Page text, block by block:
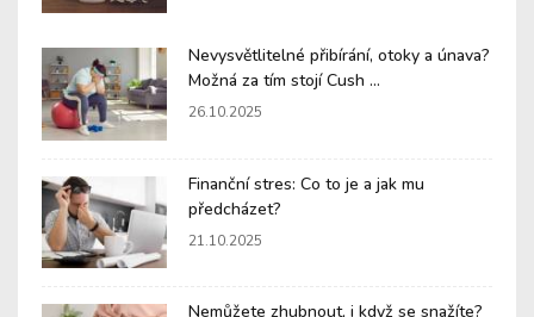
Nevysvětlitelné přibírání, otoky a únava?
Možná za tím stojí Cush ...
26.10.2025
Finanční stres: Co to je a jak mu
předcházet?
21.10.2025
Nemůžete zhubnout, i když se snažíte?